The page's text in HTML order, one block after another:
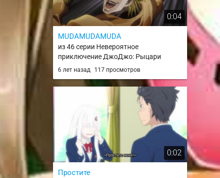
0:04
MUDAMUDAMUDA
из 46 серии Невероятное
приключение ДжоДжо: Рыцари
звёздной пыли 2 сезон / JoJo no
Crusaders - Egypt-hen / JJBASC2
6 лет назад 117 просмотров
0:02
Простите